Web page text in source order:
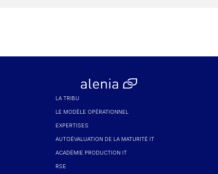
LA TRIBU
LE MODÈLE OPÉRATIONNEL
EXPERTISES
AUTOÉVALUATION DE LA MATURITÉ IT
ACADÉMIE PRODUCTION IT
RSE